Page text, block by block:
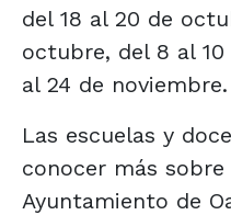
del 18 al 20 de
octubre, del 8 al
al 24 de noviembre.
Las escuelas y
conocer más
Ayuntamiento de